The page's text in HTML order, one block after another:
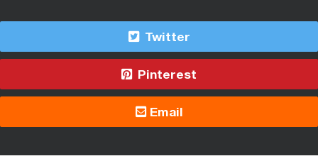
Twitter
Pinterest
Email